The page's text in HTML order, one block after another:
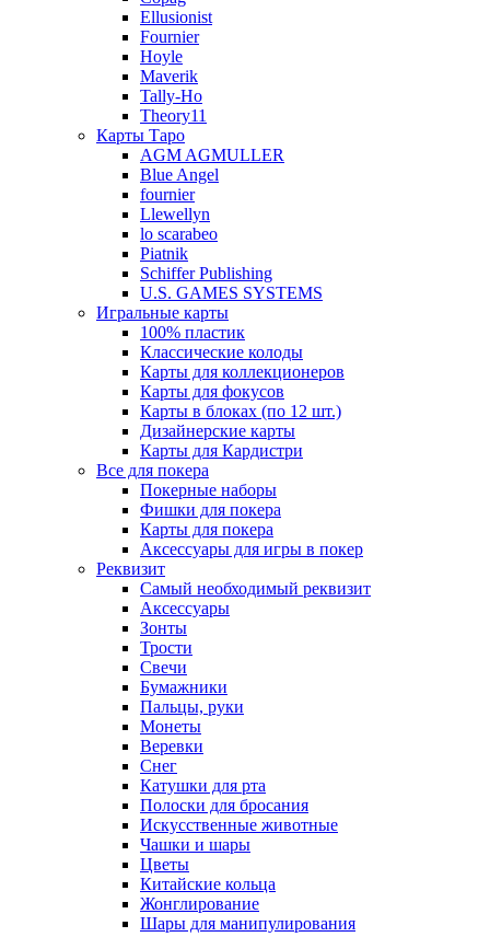
Ellusionist
Fournier
Hoyle
Maverik
Tally-Ho
Theory11
Карты Таро
AGM AGMULLER
Blue Angel
fournier
Llewellyn
lo scarabeo
Piatnik
Schiffer Publishing
U.S. GAMES SYSTEMS
Игральные карты
100% пластик
Классические колоды
Карты для коллекционеров
Карты для фокусов
Карты в блоках (по 12 шт.)
Дизайнерские карты
Карты для Кардистри
Все для покера
Покерные наборы
Фишки для покера
Карты для покера
Аксессуары для игры в покер
Реквизит
Самый необходимый реквизит
Аксессуары
Зонты
Трости
Свечи
Бумажники
Пальцы, руки
Монеты
Веревки
Снег
Катушки для рта
Полоски для бросания
Искусственные животные
Чашки и шары
Цветы
Китайские кольца
Жонглирование
Шары для манипулирования